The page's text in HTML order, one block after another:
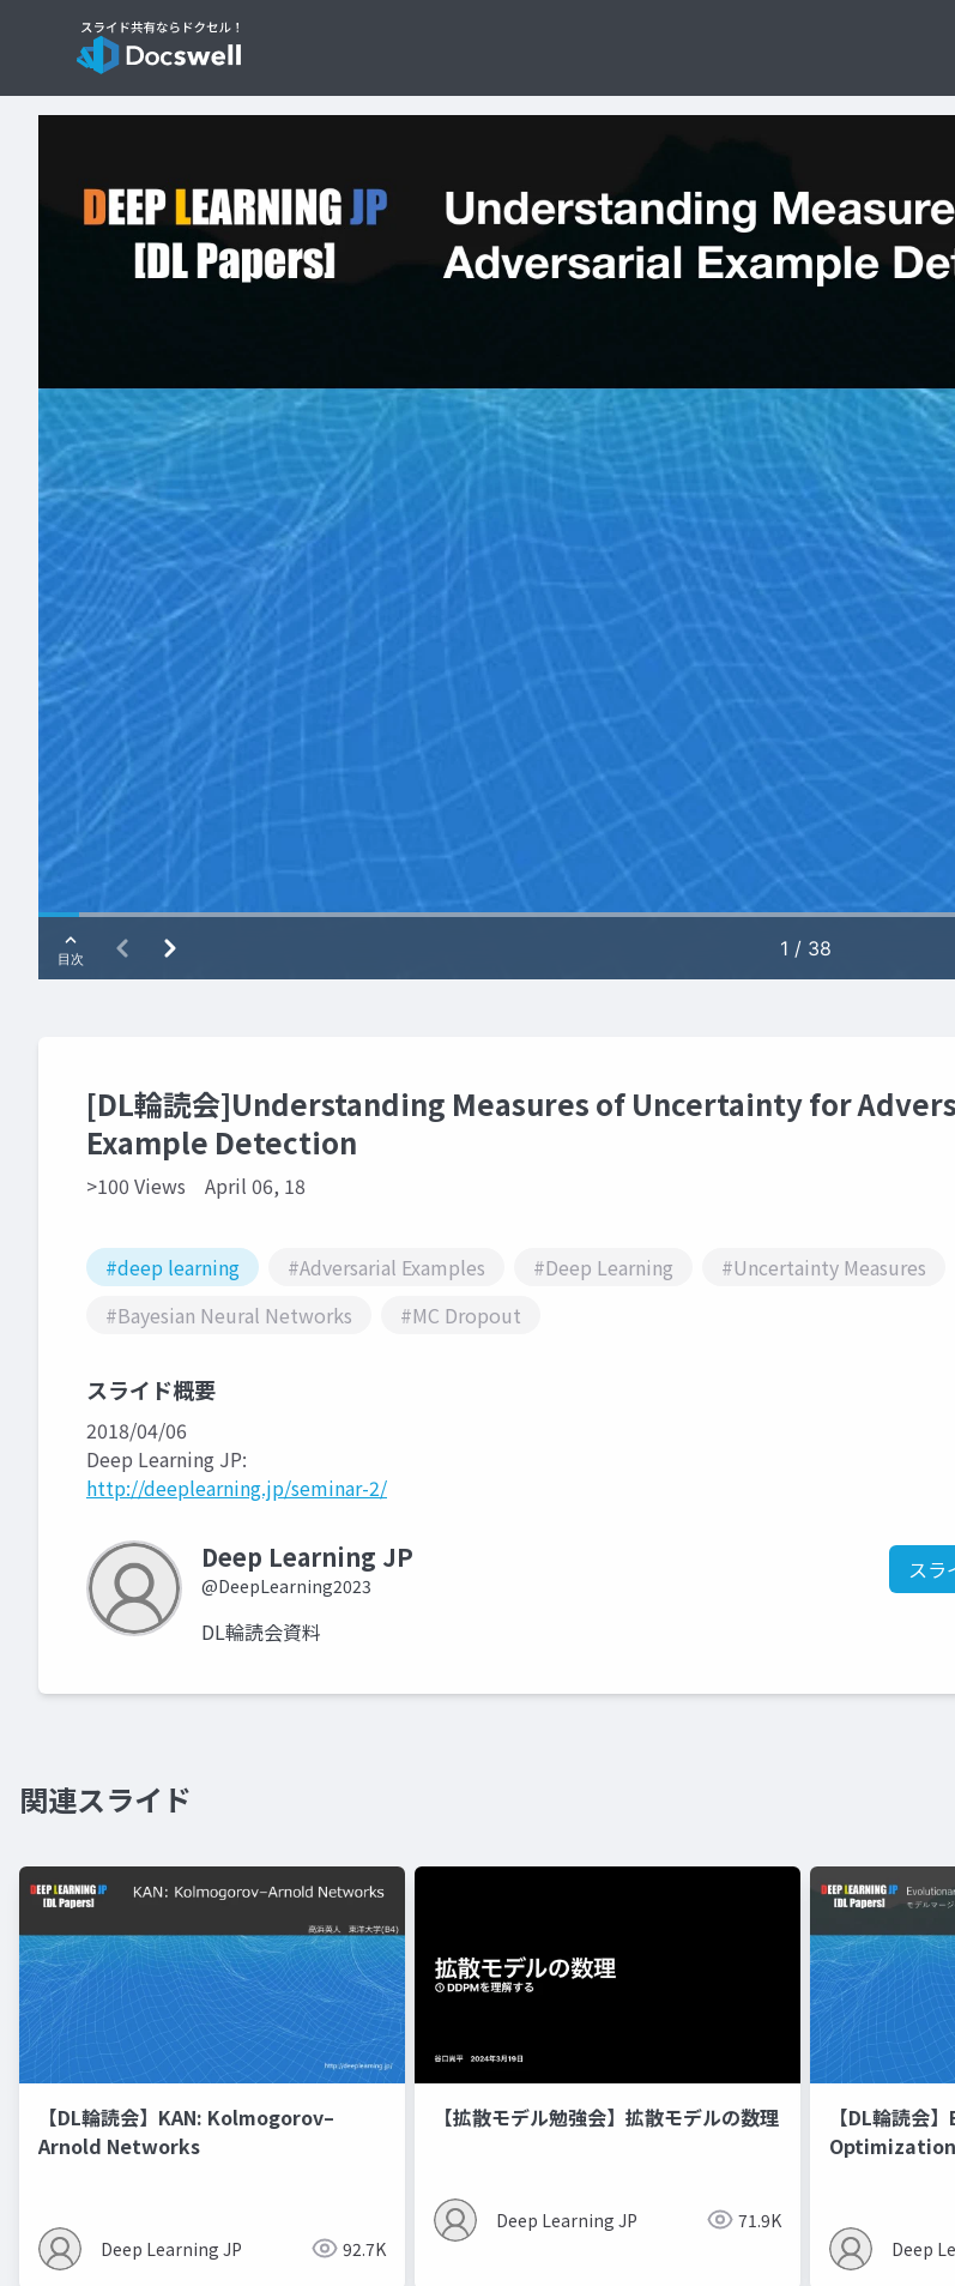
[DL輪読会]Understanding Measures of Uncertainty for
Example Detection
>100 Views April 06, 18
#deep learning #Adversarial Examples #Deep Learning
#Uncertainty Measures
#Bayesian Neural Networks
#MC Dropout
スライド概要
2018/04/06
Deep Learning JP:
http://deeplearning.jp/seminar-2/
Deep Learning JP
@DeepLearning2023
スラ
DL輪読会資料
関連スライド
【DL輪読会】KAN: Kolmogorov–
Arnold Networks
Deep Learning JP 92.7K
【拡散モデル勉強会】拡散モデルの数理
Deep Learning JP 71.9K
【DL輪読会
Deep